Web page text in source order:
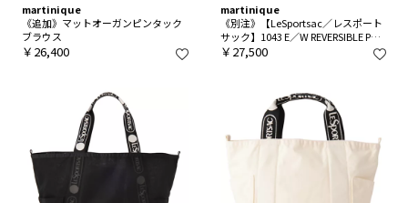
martinique
《追加》マットオーガンピンタック
ブラウス
￥26,400
martinique
《別注》【LeSportsac／レスポート
サック】1043 E／W REVERSIBLE PKT
TOTE（Solid）
￥27,500